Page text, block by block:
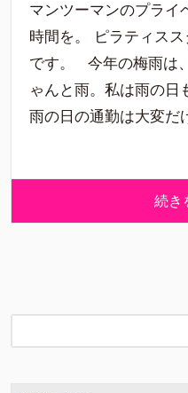
マンツーマンのプライ
時間を。 ピラティス
です。 今年の梅雨は
ゃんと雨。私は雨の日
雨の日の通勤は大変
続き